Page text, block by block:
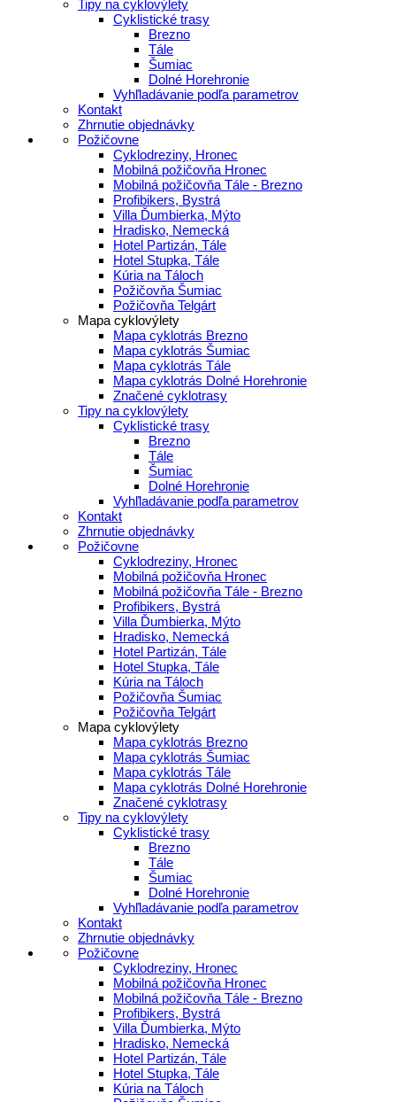
Tipy na cyklovýlety
Cyklistické trasy
Brezno
Tále
Šumiac
Dolné Horehronie
Vyhľladávanie podľa parametrov
Kontakt
Zhrnutie objednávky
Požičovne
Cyklodreziny, Hronec
Mobilná požičovňa Hronec
Mobilná požičovňa Tále - Brezno
Profibikers, Bystrá
Villa Ďumbierka, Mýto
Hradisko, Nemecká
Hotel Partizán, Tále
Hotel Stupka, Tále
Kúria na Táloch
Požičovňa Šumiac
Požičovňa Telgárt
Mapa cyklovýlety
Mapa cyklotrás Brezno
Mapa cyklotrás Šumiac
Mapa cyklotrás Tále
Mapa cyklotrás Dolné Horehronie
Značené cyklotrasy
Tipy na cyklovýlety
Cyklistické trasy
Brezno
Tále
Šumiac
Dolné Horehronie
Vyhľladávanie podľa parametrov
Kontakt
Zhrnutie objednávky
Požičovne
Cyklodreziny, Hronec
Mobilná požičovňa Hronec
Mobilná požičovňa Tále - Brezno
Profibikers, Bystrá
Villa Ďumbierka, Mýto
Hradisko, Nemecká
Hotel Partizán, Tále
Hotel Stupka, Tále
Kúria na Táloch
Požičovňa Šumiac
Požičovňa Telgárt
Mapa cyklovýlety
Mapa cyklotrás Brezno
Mapa cyklotrás Šumiac
Mapa cyklotrás Tále
Mapa cyklotrás Dolné Horehronie
Značené cyklotrasy
Tipy na cyklovýlety
Cyklistické trasy
Brezno
Tále
Šumiac
Dolné Horehronie
Vyhľladávanie podľa parametrov
Kontakt
Zhrnutie objednávky
Požičovne
Cyklodreziny, Hronec
Mobilná požičovňa Hronec
Mobilná požičovňa Tále - Brezno
Profibikers, Bystrá
Villa Ďumbierka, Mýto
Hradisko, Nemecká
Hotel Partizán, Tále
Hotel Stupka, Tále
Kúria na Táloch